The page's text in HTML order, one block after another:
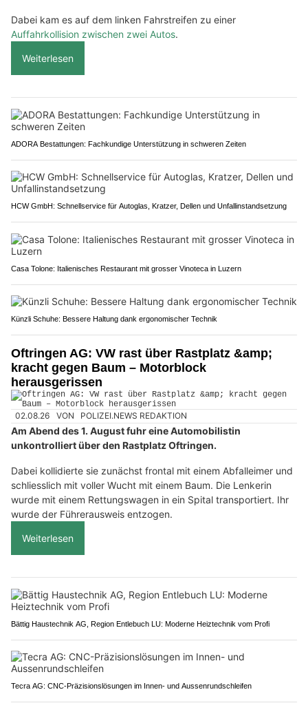
Dabei kam es auf dem linken Fahrstreifen zu einer
Auffahrkollision zwischen zwei Autos.
Weiterlesen
ADORA Bestattungen: Fachkundige Unterstützung in schweren Zeiten
HCW GmbH: Schnellservice für Autoglas, Kratzer, Dellen und Unfallinstandsetzung
Casa Tolone: Italienisches Restaurant mit grosser Vinoteca in Luzern
Künzli Schuhe: Bessere Haltung dank ergonomischer Technik
Oftringen AG: VW rast über Rastplatz &amp;
kracht gegen Baum – Motorblock
herausgerissen
02.08.26 VON POLIZEI.NEWS REDAKTION
Am Abend des 1. August fuhr eine Automobilistin
unkontrolliert über den Rastplatz Oftringen.
Dabei kollidierte sie zunächst frontal mit einem Abfalleimer und
schliesslich mit voller Wucht mit einem Baum. Die Lenkerin
wurde mit einem Rettungswagen in ein Spital transportiert. Ihr
wurde der Führerausweis entzogen.
Weiterlesen
Bättig Haustechnik AG, Region Entlebuch LU: Moderne Heiztechnik vom Profi
Tecra AG: CNC-Präzisionslösungen im Innen- und Aussenrundschleifen